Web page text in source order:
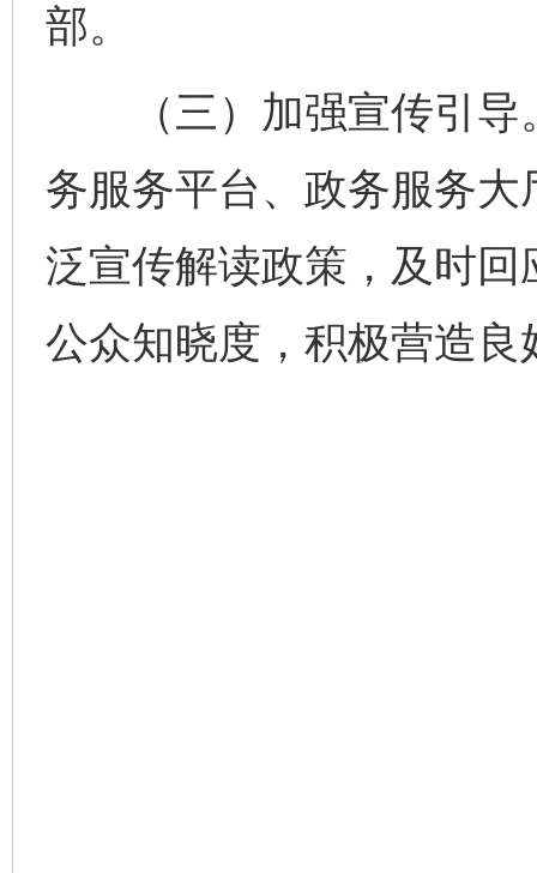
部。
（三）加强宣传引导
务服务平台、政务服务
泛宣传解读政策，及时
公众知晓度，积极营造良